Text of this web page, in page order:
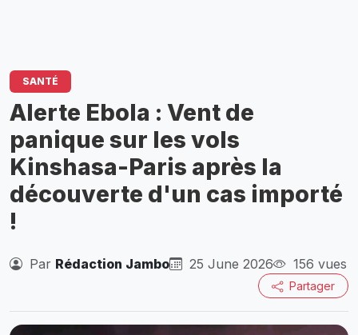
SANTÉ
Alerte Ebola : Vent de
panique sur les vols
Kinshasa-Paris après la
découverte d'un cas importé
!
Par Rédaction Jambo 25 June 2026 156 vues
Partager